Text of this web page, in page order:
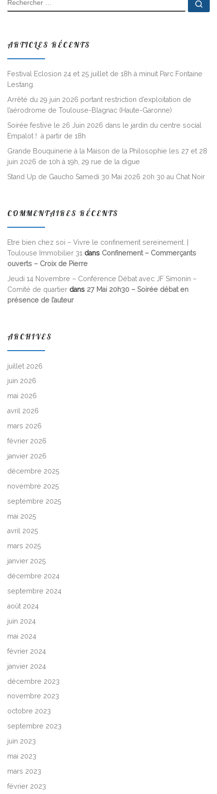
ARTICLES RÉCENTS
Festival Eclosion 24 et 25 juillet de 18h à minuit Parc Fontaine
Lestang.
Arrêté du 29 juin 2026 portant restriction d’exploitation de
l’aérodrome de Toulouse-Blagnac (Haute-Garonne)
Soirée festive le 26 Juin 2026 dans le jardin du centre social
Empalot ! à partir de 18h
Grande Bouquinerie à la Maison de la Philosophie les 27 et 28
juin 2026 de 10h à 19h, 29 rue de la digue
Stand Up de Gaucho Samedi 30 Mai 2026 20h 30 au Chat Noir
COMMENTAIRES RÉCENTS
Etre bien chez soi – Vivre le confinement sereinement. |
Toulouse Immobilier 31 dans Confinement – Commerçants
ouverts – Croix de Pierre
Jeudi 14 Novembre – Conférence Débat avec JF Simonin –
Comité de quartier dans 27 Mai 20h30 – Soirée débat en
présence de l’auteur
ARCHIVES
juillet 2026
juin 2026
mai 2026
avril 2026
mars 2026
février 2026
janvier 2026
décembre 2025
novembre 2025
septembre 2025
mai 2025
avril 2025
mars 2025
janvier 2025
décembre 2024
septembre 2024
août 2024
juin 2024
mai 2024
février 2024
janvier 2024
décembre 2023
novembre 2023
octobre 2023
septembre 2023
juin 2023
mai 2023
mars 2023
février 2023